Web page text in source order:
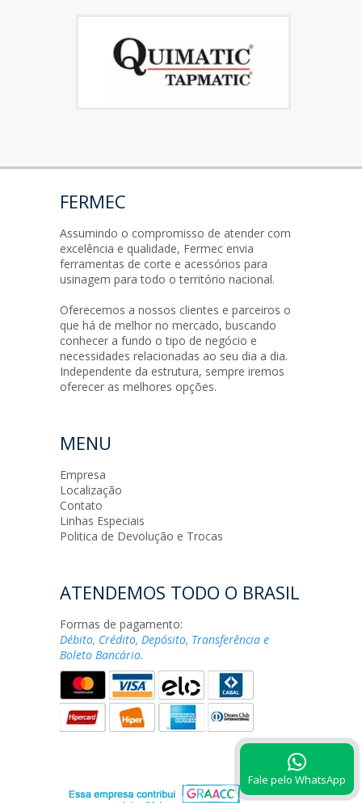
FERMEC
Assumindo o compromisso de atender com
excelência e qualidade, Fermec envia
ferramentas de corte e acessórios para
usinagem para todo o território nacional.
Oferecemos a nossos clientes e parceiros o
que há de melhor no mercado, buscando
conhecer a fundo o tipo de negócio e
necessidades relacionadas ao seu dia a dia.
Independente da estrutura, sempre iremos
oferecer as melhores opções.
MENU
Empresa
Localização
Contato
Linhas Especiais
Politica de Devolução e Trocas
ATENDEMOS TODO O BRASIL
Formas de pagamento:
Débito, Crédito, Depósito, Transferência e
Boleto Bancário.
Fale pelo WhatsApp